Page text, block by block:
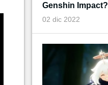
Genshin Impact?
02 dic 2022